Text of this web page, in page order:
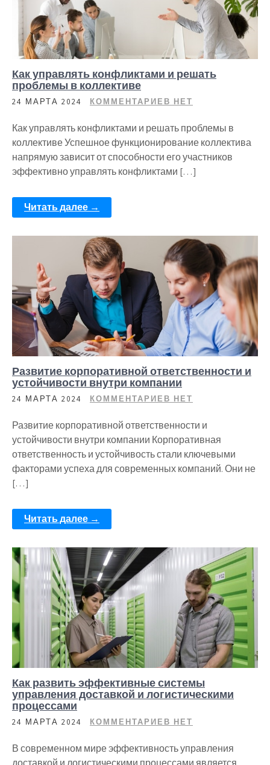
Как управлять конфликтами и решать
проблемы в коллективе
24 МАРТА 2024 КОММЕНТАРИЕВ НЕТ
Как управлять конфликтами и решать проблемы в
коллективе Успешное функционирование коллектива
напрямую зависит от способности его участников
эффективно управлять конфликтами […]
Читать далее →
Развитие корпоративной ответственности и
устойчивости внутри компании
24 МАРТА 2024 КОММЕНТАРИЕВ НЕТ
Развитие корпоративной ответственности и
устойчивости внутри компании Корпоративная
ответственность и устойчивость стали ключевыми
факторами успеха для современных компаний. Они не
[…]
Читать далее →
Как развить эффективные системы
управления доставкой и логистическими
процессами
24 МАРТА 2024 КОММЕНТАРИЕВ НЕТ
В современном мире эффективность управления